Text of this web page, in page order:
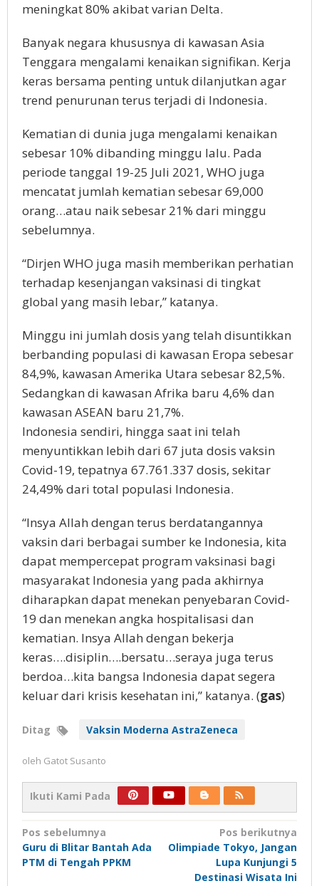
meningkat 80% akibat varian Delta.
Banyak negara khususnya di kawasan Asia
Tenggara mengalami kenaikan signifikan. Kerja
keras bersama penting untuk dilanjutkan agar
trend penurunan terus terjadi di Indonesia.
Kematian di dunia juga mengalami kenaikan
sebesar 10% dibanding minggu lalu. Pada
periode tanggal 19-25 Juli 2021, WHO juga
mencatat jumlah kematian sebesar 69,000
orang…atau naik sebesar 21% dari minggu
sebelumnya.
“Dirjen WHO juga masih memberikan perhatian
terhadap kesenjangan vaksinasi di tingkat
global yang masih lebar,” katanya.
Minggu ini jumlah dosis yang telah disuntikkan
berbanding populasi di kawasan Eropa sebesar
84,9%, kawasan Amerika Utara sebesar 82,5%.
Sedangkan di kawasan Afrika baru 4,6% dan
kawasan ASEAN baru 21,7%.
Indonesia sendiri, hingga saat ini telah
menyuntikkan lebih dari 67 juta dosis vaksin
Covid-19, tepatnya 67.761.337 dosis, sekitar
24,49% dari total populasi Indonesia.
“Insya Allah dengan terus berdatangannya
vaksin dari berbagai sumber ke Indonesia, kita
dapat mempercepat program vaksinasi bagi
masyarakat Indonesia yang pada akhirnya
diharapkan dapat menekan penyebaran Covid-
19 dan menekan angka hospitalisasi dan
kematian. Insya Allah dengan bekerja
keras….disiplin….bersatu…seraya juga terus
berdoa…kita bangsa Indonesia dapat segera
keluar dari krisis kesehatan ini,” katanya. (gas)
Ditag Vaksin Moderna AstraZeneca
oleh Gatot Susanto
Ikuti Kami Pada
Navigasi
pos
Pos sebelumnya
Guru di Blitar Bantah Ada
PTM di Tengah PPKM
Pos berikutnya
Olimpiade Tokyo, Jangan
Lupa Kunjungi 5
Destinasi Wisata Ini